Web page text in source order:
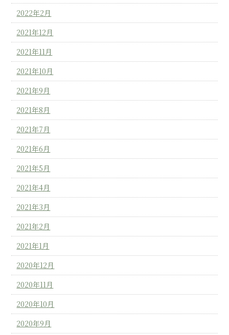
2022年2月
2021年12月
2021年11月
2021年10月
2021年9月
2021年8月
2021年7月
2021年6月
2021年5月
2021年4月
2021年3月
2021年2月
2021年1月
2020年12月
2020年11月
2020年10月
2020年9月